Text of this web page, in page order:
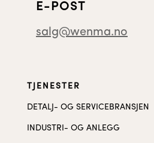
E-POST
salg@wenma.no
TJENESTER
DETALJ- OG SERVICEBRANSJEN
INDUSTRI- OG ANLEGG